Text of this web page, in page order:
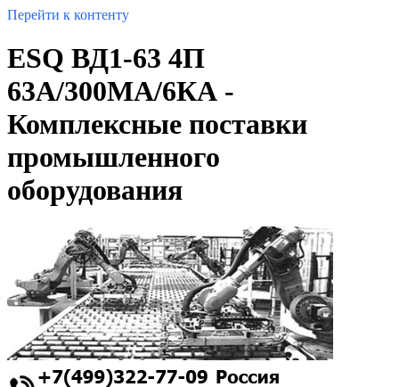
Перейти к контенту
ESQ ВД1-63 4П
63А/300МА/6КА -
Комплексные поставки
промышленного
оборудования